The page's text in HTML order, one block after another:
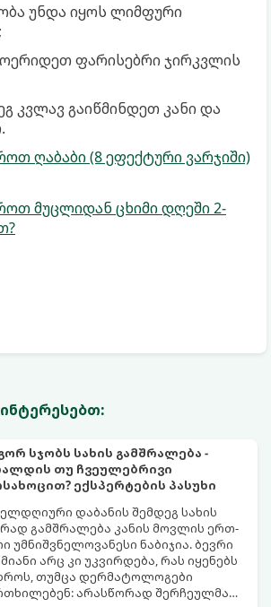
უნდა იყოს ლიმფური
ფარისებრი ჯირკვლის
კვლავ გაიწმინდეთ კანი და
ღაბაბი (8 ეფექტური ვარჯიში)
მუცლიდან ცხიმი დღეში 2-
სჯობს სახის გამშრალება -
თუ ჩვეულებრივი
ექსპერტების პასუხი
დაბანის შემდეგ სახის
გამშრალება კანის მოვლის ერთ-
უმნიშვნელოვანესი ნაბიჯია. ბევრი
არც კი უკვირდება, რას იყენებს
თუმცა დერმატოლოგები
არასწორად შერჩეულმა